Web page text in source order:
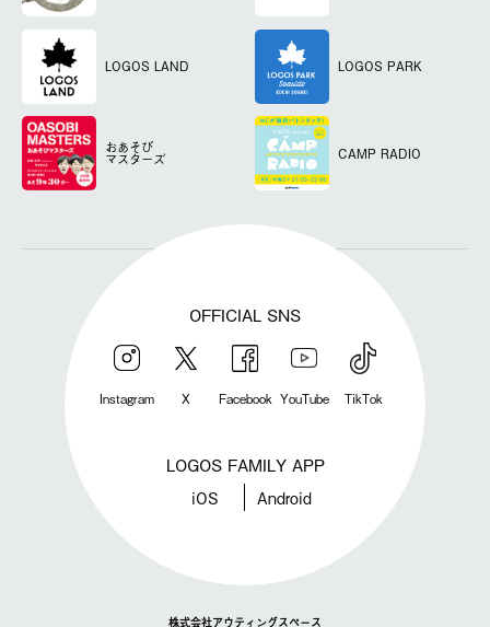
LOGOS LAND LOGOS PARK
おあそび
マスターズ CAMP RADIO
OFFICIAL SNS
Instagram X Facebook YouTube TikTok
LOGOS FAMILY APP
iOS Android
株式会社アウティングスペース